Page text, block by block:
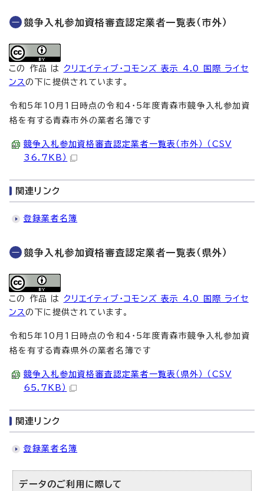
競争入札参加資格審査認定業者一覧表（市外）
この 作品 は クリエイティブ・コモンズ 表示 4.0 国際 ライセ
ンスの下に提供されています。
令和5年10月1日時点の令和4・5年度青森市競争入札参加資
格を有する青森市外の業者名簿です
競争入札参加資格審査認定業者一覧表（市外） （CSV
36.7KB）
関連リンク
登録業者名簿
競争入札参加資格審査認定業者一覧表（県外）
この 作品 は クリエイティブ・コモンズ 表示 4.0 国際 ライセ
ンスの下に提供されています。
令和5年10月1日時点の令和4・5年度青森市競争入札参加資
格を有する青森県外の業者名簿です
競争入札参加資格審査認定業者一覧表（県外） （CSV
65.7KB）
関連リンク
登録業者名簿
データのご利用に際して